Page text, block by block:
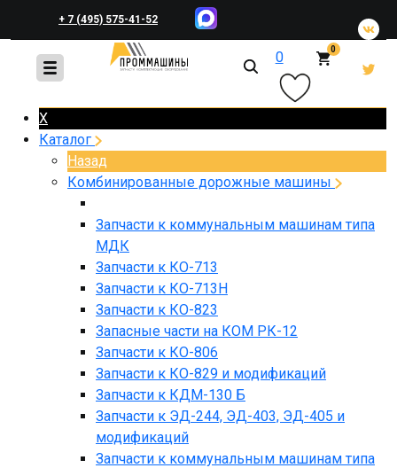
+ 7 (495) 575-41-52
+ 7 (495) 648-45-83 0 0
X
Каталог
Назад
Комбинированные дорожные машины
Запчасти к коммунальным машинам типа
МДК
Запчасти к КО-713
Запчасти к КО-713Н
Запчасти к КО-823
Запасные части на КОМ РК-12
Запчасти к КО-806
Запчасти к КО-829 и модификаций
Запчасти к КДМ-130 Б
Запчасти к ЭД-244, ЭД-403, ЭД-405 и
модификаций
Запчасти к коммунальным машинам типа